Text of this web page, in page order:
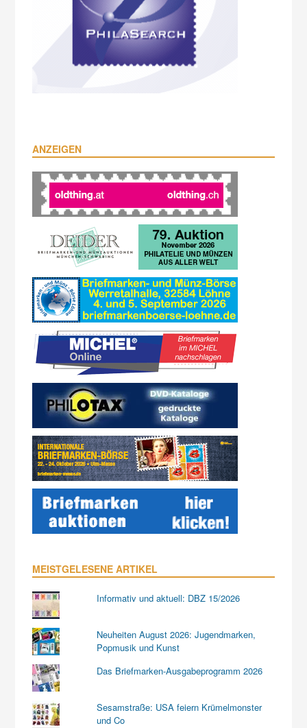
ANZEIGEN
MEISTGELESENE ARTIKEL
Informativ und aktuell: DBZ 15/2026
Neuheiten August 2026: Jugendmarken,
Popmusik und Kunst
Das Briefmarken-Ausgabeprogramm 2026
Sesamstraße: USA feiern Krümelmonster
und Co